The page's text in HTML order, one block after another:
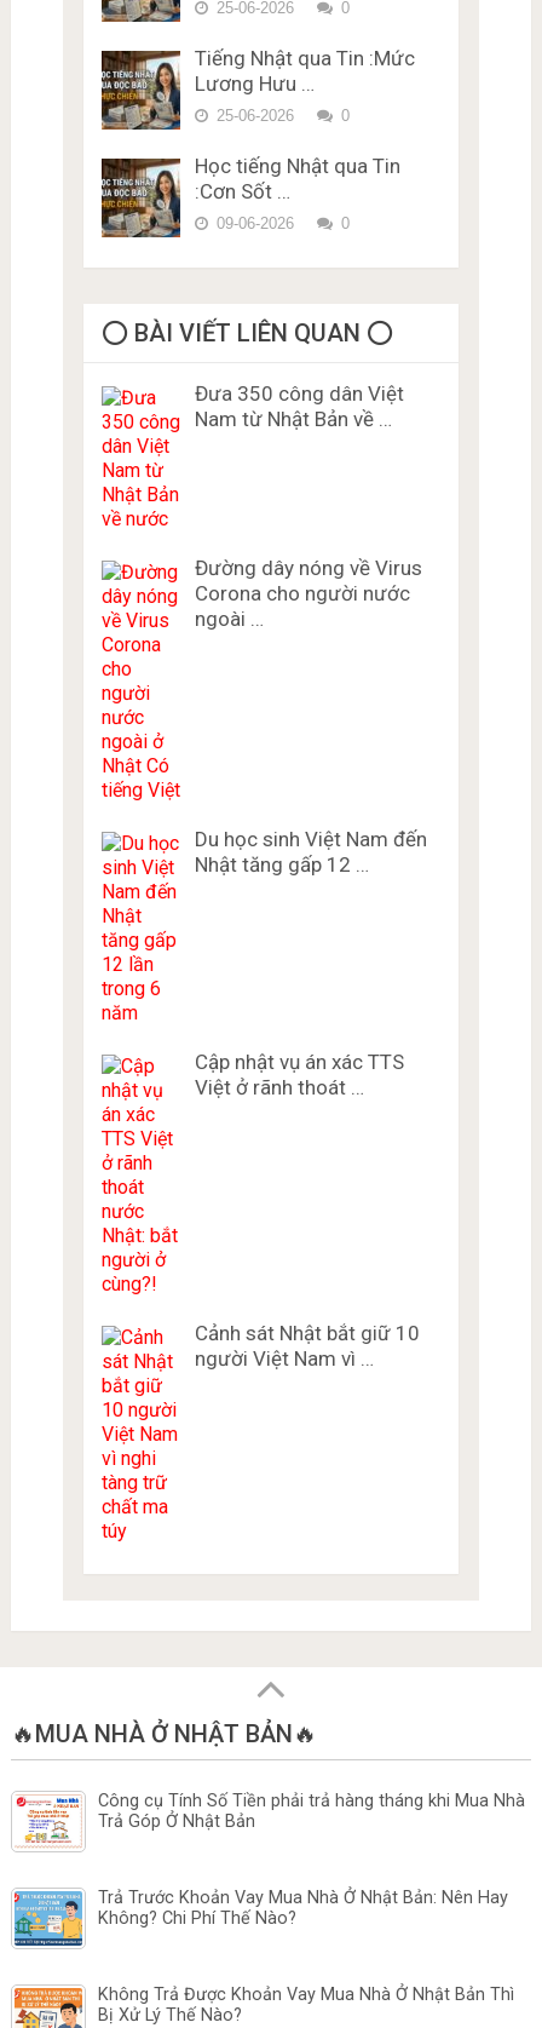
25-06-2026 0
Tiếng Nhật qua Tin :Mức
Lương Hưu …
25-06-2026 0
Học tiếng Nhật qua Tin
:Cơn Sốt …
09-06-2026 0
⭕️ BÀI VIẾT LIÊN QUAN ⭕️
Đưa 350 công dân Việt
Nam từ Nhật Bản về …
Đường dây nóng về Virus
Corona cho người nước
ngoài …
Du học sinh Việt Nam đến
Nhật tăng gấp 12 …
Cập nhật vụ án xác TTS
Việt ở rãnh thoát …
Cảnh sát Nhật bắt giữ 10
người Việt Nam vì …
🔥MUA NHÀ Ở NHẬT BẢN🔥
Công cụ Tính Số Tiền phải trả hàng tháng khi Mua Nhà
Trả Góp Ở Nhật Bản
Trả Trước Khoản Vay Mua Nhà Ở Nhật Bản: Nên Hay
Không? Chi Phí Thế Nào?
Không Trả Được Khoản Vay Mua Nhà Ở Nhật Bản Thì
Bị Xử Lý Thế Nào?